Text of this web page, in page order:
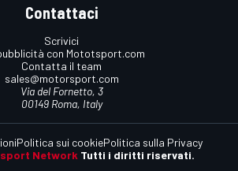
Contattaci
Scrivici
con Mototsport.com
Contatta il team
sales@motorsport.com
Via del Fornetto, 3
00149 Roma, Italy
Network Tutti i diritti riservati.
Politica sui cookiePolitica sulla Privacy